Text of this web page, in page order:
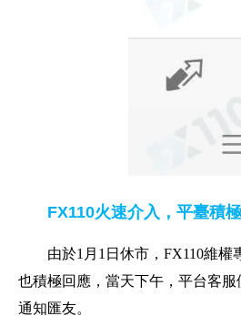
FX110火速介入，平臺積
由於1月1日休市，FX110維
也積極回應，當天下午，平台客
通知匯友。